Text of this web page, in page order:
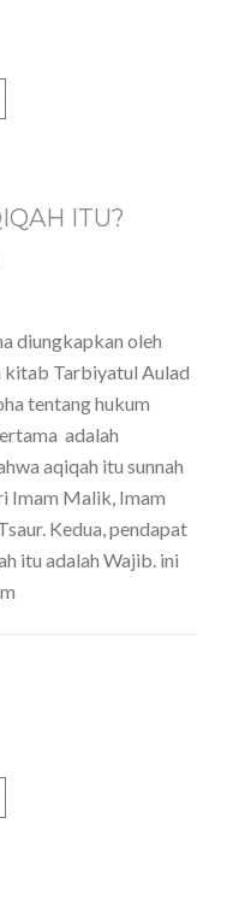
ITU?
diungkapkan oleh
kitab Tarbiyatul Aulad
tentang hukum
adalah
aqiqah itu sunnah
Imam Malik, Imam
Kedua, pendapat
itu adalah Wajib. ini